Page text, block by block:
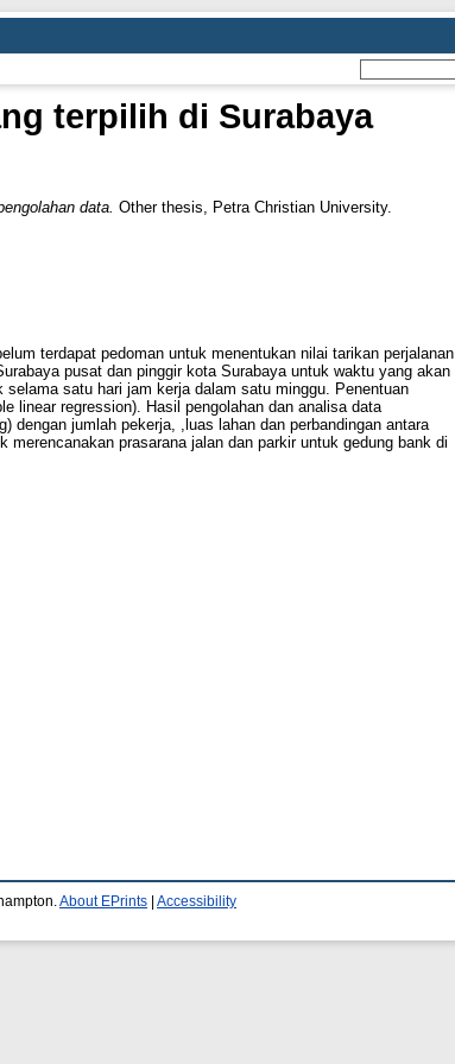
terpilih di Surabaya
data. Other thesis, Petra Christian University.
terdapat pedoman untuk menentukan nilai tarikan perjalanan
pusat dan pinggir kota Surabaya untuk waktu yang akan
satu hari jam kerja dalam satu minggu. Penentuan
linear regression). Hasil pengolahan dan analisa data
dengan jumlah pekerja, ,luas lahan dan perbandingan antara
prasarana jalan dan parkir untuk gedung bank di
About EPrints Accessibility